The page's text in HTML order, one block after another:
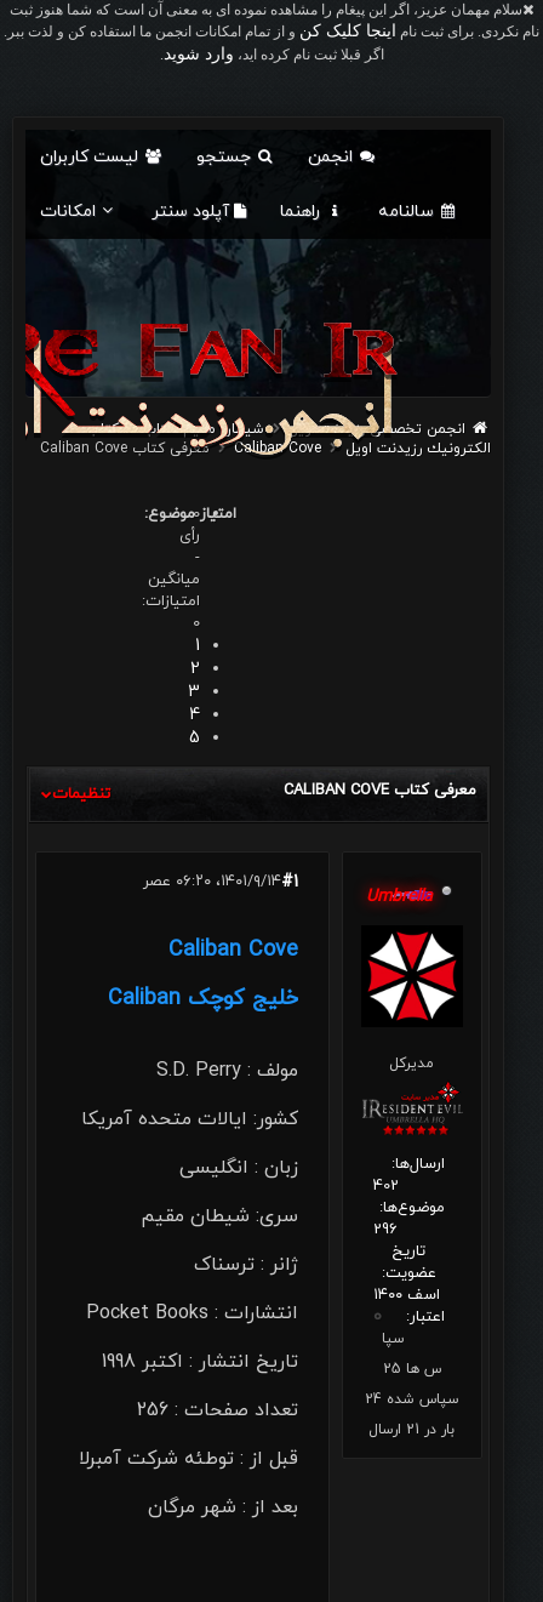
سلام مهمان عزیز، اگر این پیغام را مشاهده نموده ای به معنی آن است که شما هنوز ثبت
نام نکردی. برای ثبت نام
اینجا کلیک کن و از تمام امکانات انجمن ما استفاده کن و لذت ببر.
اگر قبلا ثبت نام کرده اید، وارد شوید.
انجمن جستجو لیست کاربران
سالنامه راهنما آپلود سنتر امکانات
انجمن تخصصی رزیدنت اویل شيطان مقيم: كتاب
كتاب
الكترونيك رزیدنت اویل
Caliban Cove معرفی کتاب Caliban Cove
امتیاز موضوع:
0
رأی
-
میانگین
امتیازات:
0
1
2
3
4
5
تنظیمات معرفی کتاب CALIBAN COVE
Umbrella
مدیرکل
ارسال‌ها:
402
موضوع‌ها:
296
تاریخ
عضویت:
اسف ۱۴۰۰
اعتبار:
0
سپا
س ها 25
سپاس شده 24
بار در 21 ارسال
#1۱۴۰۱/۹/۱۴، ۰۶:۲۰ عصر
Caliban Cove
خلیج کوچک Caliban
مولف : S.D. Perry
کشور: ایالات متحده آمریکا
زبان : انگلیسی
سری: شیطان مقیم
ژانر : ترسناک
انتشارات : Pocket Books
تاریخ انتشار : اکتبر 1998
تعداد صفحات : 256
قبل از : توطئه شرکت آمبرلا
بعد از : شهر مرگان